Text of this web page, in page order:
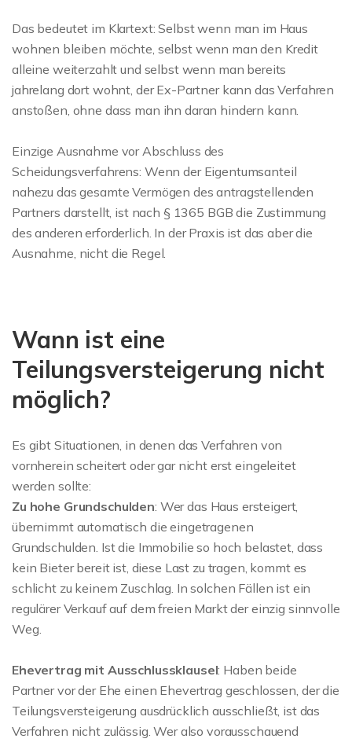
Das bedeutet im Klartext: Selbst wenn man im Haus
wohnen bleiben möchte, selbst wenn man den Kredit
alleine weiterzahlt und selbst wenn man bereits
jahrelang dort wohnt, der Ex-Partner kann das Verfahren
anstoßen, ohne dass man ihn daran hindern kann.
Einzige Ausnahme vor Abschluss des
Scheidungsverfahrens: Wenn der Eigentumsanteil
nahezu das gesamte Vermögen des antragstellenden
Partners darstellt, ist nach § 1365 BGB die Zustimmung
des anderen erforderlich. In der Praxis ist das aber die
Ausnahme, nicht die Regel.
Wann ist eine
Teilungsversteigerung nicht
möglich?
Es gibt Situationen, in denen das Verfahren von
vornherein scheitert oder gar nicht erst eingeleitet
werden sollte:
Zu hohe Grundschulden: Wer das Haus ersteigert,
übernimmt automatisch die eingetragenen
Grundschulden. Ist die Immobilie so hoch belastet, dass
kein Bieter bereit ist, diese Last zu tragen, kommt es
schlicht zu keinem Zuschlag. In solchen Fällen ist ein
regulärer Verkauf auf dem freien Markt der einzig sinnvolle
Weg.
Ehevertrag mit Ausschlussklausel: Haben beide
Partner vor der Ehe einen Ehevertrag geschlossen, der die
Teilungsversteigerung ausdrücklich ausschließt, ist das
Verfahren nicht zulässig. Wer also vorausschauend